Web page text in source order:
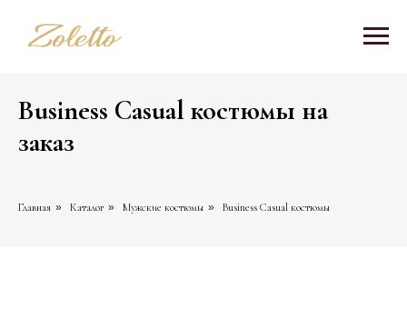
Business Casual костюмы на
заказ
Главная » Каталог » Мужские костюмы » Business Casual костюмы